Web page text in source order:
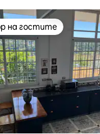
на гостите
на гостите